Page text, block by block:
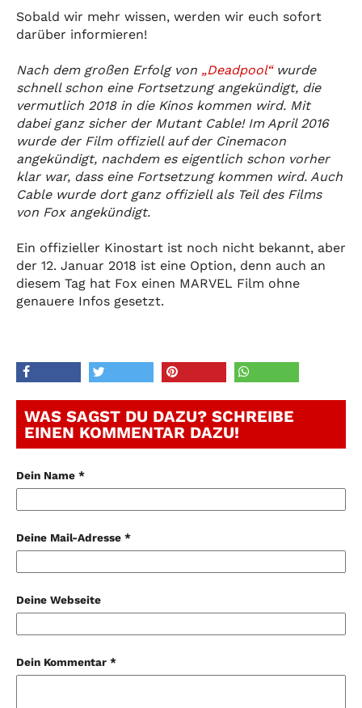
Sobald wir mehr wissen, werden wir euch sofort
darüber informieren!
Nach dem großen Erfolg von „Deadpool“wurde
schnell schon eine Fortsetzung angekündigt, die
vermutlich 2018 in die Kinos kommen wird. Mit
dabei ganz sicher der Mutant Cable! Im April 2016
wurde der Film offiziell auf der Cinemacon
angekündigt, nachdem es eigentlich schon vorher
klar war, dass eine Fortsetzung kommen wird. Auch
Cable wurde dort ganz offiziell als Teil des Films
von Fox angekündigt.
Ein offizieller Kinostart ist noch nicht bekannt, aber
der 12. Januar 2018 ist eine Option, denn auch an
diesem Tag hat Fox einen MARVEL Film ohne
genauere Infos gesetzt.
WAS SAGST DU DAZU? SCHREIBE
EINEN KOMMENTAR DAZU!
Dein Name *
Deine Mail-Adresse *
Deine Webseite
Dein Kommentar *